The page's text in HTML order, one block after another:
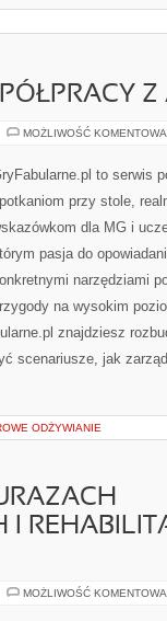
Z
MOŻLIWOŚĆ
to serwis
przy stole,
dla MG i
pasja do
narzędziami
na wysokim
znajdziesz
scenariusze, jak
ODŻYWIANIE
I
MOŻLIWOŚĆ